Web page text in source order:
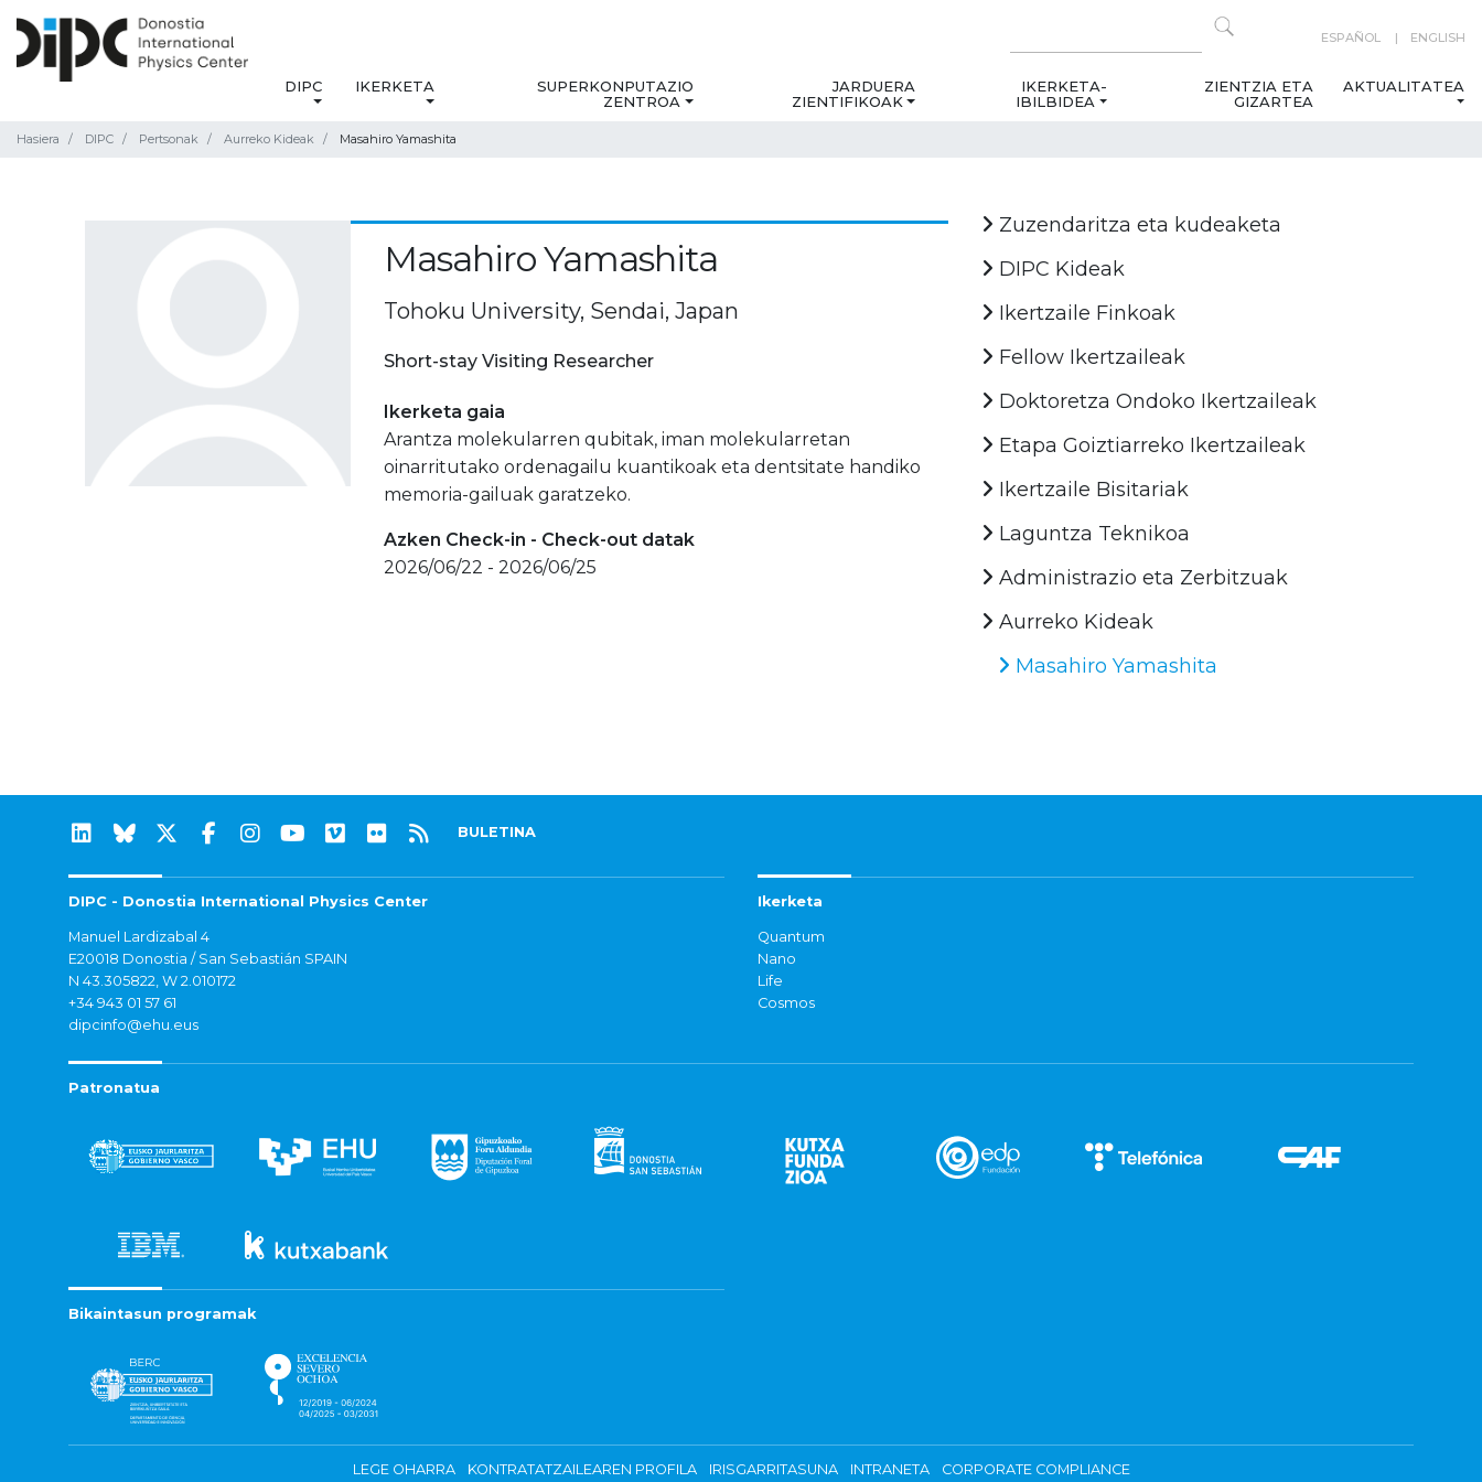
ESPAÑOL ENGLISH
DIPC IKERKETA
SUPERKONPUTAZIO
ZENTROA
JARDUERA
ZIENTIFIKOAK
IKERKETA-
IBILBIDEA
ZIENTZIA ETA
GIZARTEA
AKTUALITATEA
Hasiera DIPC Pertsonak Aurreko Kideak Masahiro Yamashita
Masahiro Yamashita
Tohoku University, Sendai, Japan
Short-stay Visiting Researcher
Ikerketa gaia
Arantza molekularren qubitak, iman molekularretan
oinarritutako ordenagailu kuantikoak eta dentsitate handiko
memoria-gailuak garatzeko.
Azken Check-in - Check-out datak
2026/06/22 - 2026/06/25
Zuzendaritza eta kudeaketa
DIPC Kideak
Ikertzaile Finkoak
Fellow Ikertzaileak
Doktoretza Ondoko Ikertzaileak
Etapa Goiztiarreko Ikertzaileak
Ikertzaile Bisitariak
Laguntza Teknikoa
Administrazio eta Zerbitzuak
Aurreko Kideak
Masahiro Yamashita
BULETINA
DIPC - Donostia International Physics Center
Manuel Lardizabal 4
E20018 Donostia / San Sebastián SPAIN
N 43.305822, W 2.010172
+34 943 01 57 61
dipcinfo@ehu.eus
Ikerketa
Quantum
Nano
Life
Cosmos
Patronatua
Bikaintasun programak
LEGE OHARRA KONTRATATZAILEAREN PROFILA IRISGARRITASUNA INTRANETA CORPORATE COMPLIANCE